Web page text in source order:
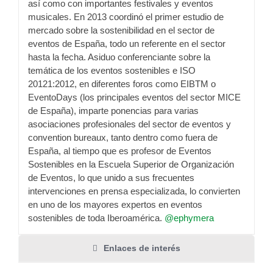
así como con importantes festivales y eventos
musicales. En 2013 coordinó el primer estudio de
mercado sobre la sostenibilidad en el sector de
eventos de España, todo un referente en el sector
hasta la fecha. Asiduo conferenciante sobre la
temática de los eventos sostenibles e ISO
20121:2012, en diferentes foros como EIBTM o
EventoDays (los principales eventos del sector MICE
de España), imparte ponencias para varias
asociaciones profesionales del sector de eventos y
convention bureaux, tanto dentro como fuera de
España, al tiempo que es profesor de Eventos
Sostenibles en la Escuela Superior de Organización
de Eventos, lo que unido a sus frecuentes
intervenciones en prensa especializada, lo convierten
en uno de los mayores expertos en eventos
sostenibles de toda Iberoamérica. @ephymera
Enlaces de interés